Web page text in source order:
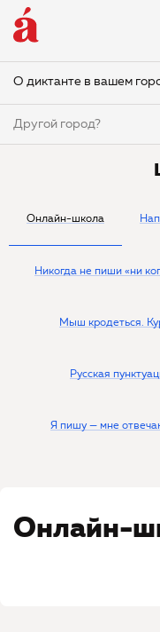
О диктанте в вашем
Другой город?
Онлайн-школа
Никогда не пиши «ни
Мыш кродеться.
Русская
Я пишу — мне
Онлайн-